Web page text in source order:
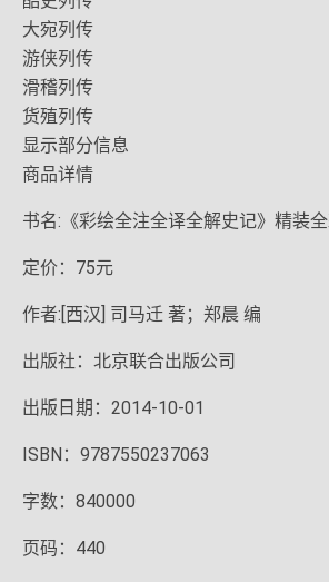
大宛列传
游侠列传
滑稽列传
货殖列传
显示部分信息
商品详情
书名:《彩绘全注全译全解史记》精装
定价：75元
作者:[西汉] 司马迁 著；郑晨 编
出版社：北京联合出版公司
出版日期：2014-10-01
ISBN：9787550237063
字数：840000
页码：440